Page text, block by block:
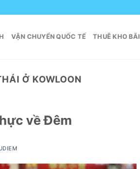
VẬN CHUYỂN QUỐC TẾ THUÊ KHO BÃI
Ở KOWLOON
về Đêm